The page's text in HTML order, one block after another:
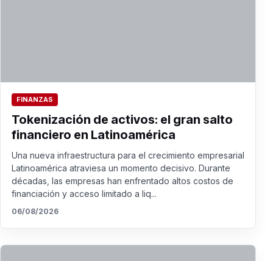
FINANZAS
Tokenización de activos: el gran salto
financiero en Latinoamérica
Una nueva infraestructura para el crecimiento empresarial
Latinoamérica atraviesa un momento decisivo. Durante
décadas, las empresas han enfrentado altos costos de
financiación y acceso limitado a liq...
06/08/2026